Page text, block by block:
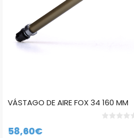
VÁSTAGO DE AIRE FOX 34 160 MM
58,60€